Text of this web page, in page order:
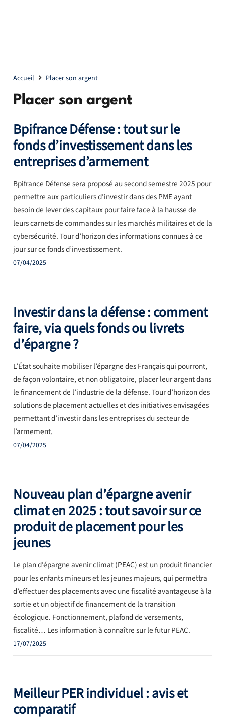
Accueil Placer son argent
Placer son argent
Bpifrance Défense : tout sur le
fonds d’investissement dans les
entreprises d’armement
Bpifrance Défense sera proposé au second semestre 2025 pour
permettre aux particuliers d’investir dans des PME ayant
besoin de lever des capitaux pour faire face à la hausse de
leurs carnets de commandes sur les marchés militaires et de la
cybersécurité. Tour d’horizon des informations connues à ce
jour sur ce fonds d’investissement.
07/04/2025
Investir dans la défense : comment
faire, via quels fonds ou livrets
d’épargne ?
L’État souhaite mobiliser l’épargne des Français qui pourront,
de façon volontaire, et non obligatoire, placer leur argent dans
le financement de l’industrie de la défense. Tour d’horizon des
solutions de placement actuelles et des initiatives envisagées
permettant d’investir dans les entreprises du secteur de
l’armement.
07/04/2025
Nouveau plan d’épargne avenir
climat en 2025 : tout savoir sur ce
produit de placement pour les
jeunes
Le plan d’épargne avenir climat (PEAC) est un produit financier
pour les enfants mineurs et les jeunes majeurs, qui permettra
d’effectuer des placements avec une fiscalité avantageuse à la
sortie et un objectif de financement de la transition
écologique. Fonctionnement, plafond de versements,
fiscalité… Les information à connaître sur le futur PEAC.
17/07/2025
Meilleur PER individuel : avis et
comparatif